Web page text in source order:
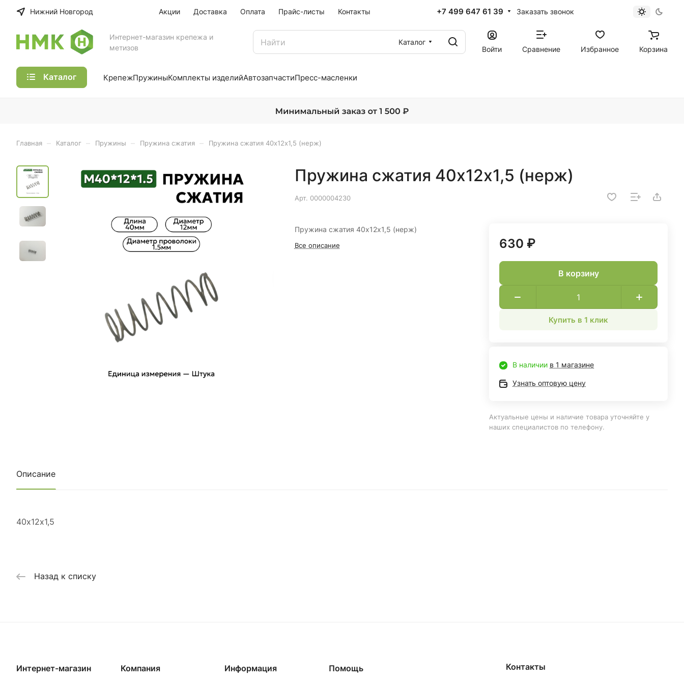
Нижний Новгород Акции Доставка Оплата Прайс-листы Контакты +7 499 647 61 39 Заказать звонок
Интернет-магазин крепежа и
метизов
Каталог
Войти
Сравнение Избранное Корзина
Каталог КрепежПружиныКомплекты изделийАвтозапчастиПресс-масленки
Главная Каталог Пружины Пружина сжатия Пружина сжатия 40х12х1,5 (нерж)
Пружина сжатия 40х12х1,5 (нерж)
Арт. 0000004230
Пружина сжатия 40х12х1,5 (нерж)
Все описание 630 ₽
В корзину
Купить в 1 клик
В наличии в 1 магазине
Узнать оптовую цену
Актуальные цены и наличие товара уточняйте у
наших специалистов по телефону.
Описание
40х12х1,5
Назад к списку
Интернет-магазин Компания Информация Помощь Контакты